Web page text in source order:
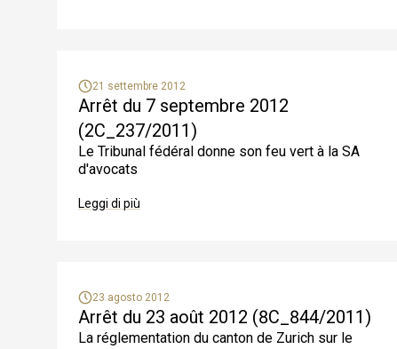
21 settembre 2012
Arrêt du 7 septembre 2012
(2C_237/2011)
Le Tribunal fédéral donne son feu vert à la SA
d'avocats
Leggi di più
23 agosto 2012
Arrêt du 23 août 2012 (8C_844/2011)
La réglementation du canton de Zurich sur le